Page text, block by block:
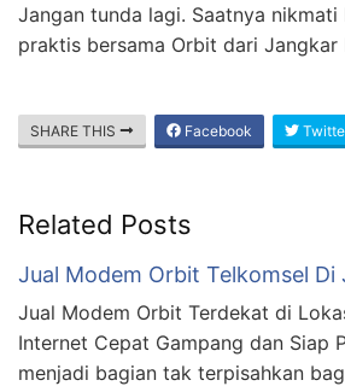
Jangan tunda lagi. Saatnya
praktis bersama Orbit dari Jangkar
SHARE THIS Facebook
Related Posts
Jual Modem Orbit Telkomsel Di
Jual Modem Orbit Terdekat di
Internet Cepat Gampang dan Siap
menjadi bagian tak terpisahkan